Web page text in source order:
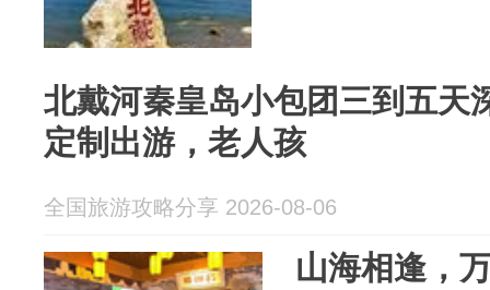
北戴河秦皇岛小包团三到五天
定制出游，老人孩
全国旅游攻略分享 2026-08-06
山海相逢，